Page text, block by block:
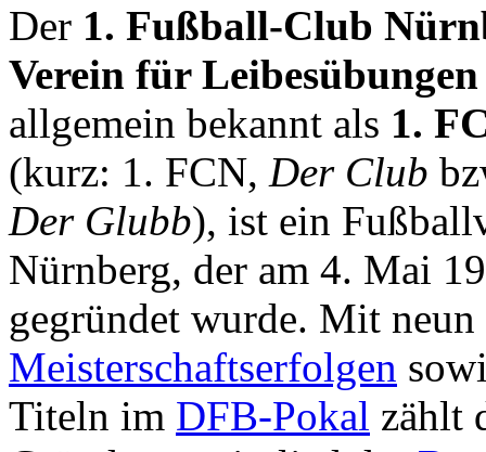
Der 1. Fußball-Club
Verein für Leibesübungen
allgemein bekannt als 1.
(kurz: 1. FCN, Der Club
Der Glubb), ist ein
Nürnberg, der am 4. Mai
gegründet wurde. Mit neun
Meisterschaftserfolgen
Titeln im DFB-Pokal zählt